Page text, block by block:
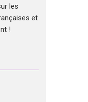
les
et
!